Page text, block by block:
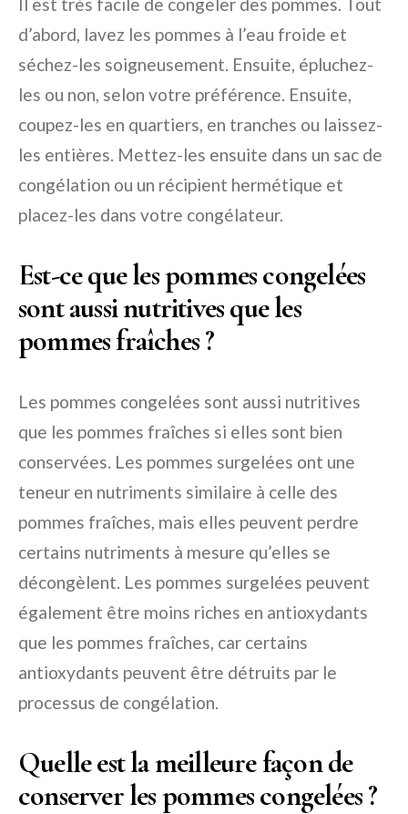
d’abord, lavez les pommes à l’eau froide et
séchez-les soigneusement. Ensuite, épluchez-
les ou non, selon votre préférence. Ensuite,
coupez-les en quartiers, en tranches ou laissez-
les entières. Mettez-les ensuite dans un sac de
congélation ou un récipient hermétique et
placez-les dans votre congélateur.
Est-ce que les pommes congelées
sont aussi nutritives que les
pommes fraîches ?
Les pommes congelées sont aussi nutritives
que les pommes fraîches si elles sont bien
conservées. Les pommes surgelées ont une
teneur en nutriments similaire à celle des
pommes fraîches, mais elles peuvent perdre
certains nutriments à mesure qu’elles se
décongèlent. Les pommes surgelées peuvent
également être moins riches en antioxydants
que les pommes fraîches, car certains
antioxydants peuvent être détruits par le
processus de congélation.
Quelle est la meilleure façon de
conserver les pommes congelées ?